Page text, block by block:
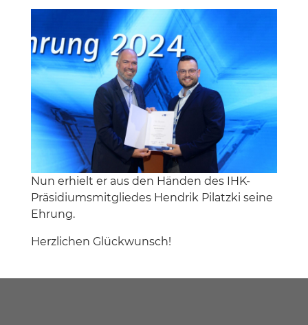
Nun erhielt er aus den Händen des IHK-
Präsidiumsmitgliedes Hendrik Pilatzki seine
Ehrung.
Herzlichen Glückwunsch!